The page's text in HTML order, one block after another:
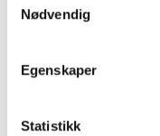
Nødvendig
Egenskaper
Statistikk
Bestill en